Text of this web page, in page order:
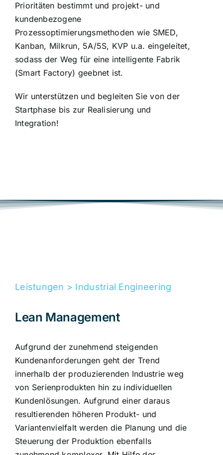
Prioritäten bestimmt und projekt- und
kundenbezogene
Prozessoptimierungsmethoden wie SMED,
Kanban, Milkrun, 5A/5S, KVP u.a. eingeleitet,
sodass der Weg für eine intelligente Fabrik
(Smart Factory) geebnet ist.
Wir unterstützen und begleiten Sie von der
Startphase bis zur Realisierung und
Integration!
Leistungen > Industrial Engineering
Lean Management
Aufgrund der zunehmend steigenden
Kundenanforderungen geht der Trend
innerhalb der produzierenden Industrie weg
von Serienprodukten hin zu individuellen
Kundenlösungen. Aufgrund einer daraus
resultierenden höheren Produkt- und
Variantenvielfalt werden die Planung und die
Steuerung der Produktion ebenfalls